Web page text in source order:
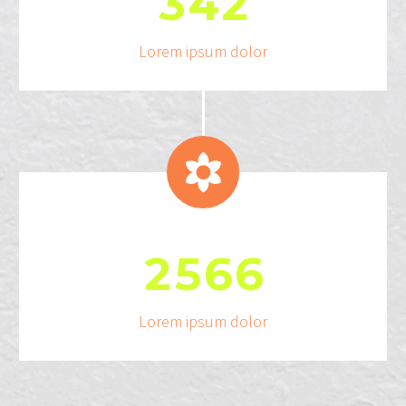
Lorem ipsum dolor


2566
Lorem ipsum dolor